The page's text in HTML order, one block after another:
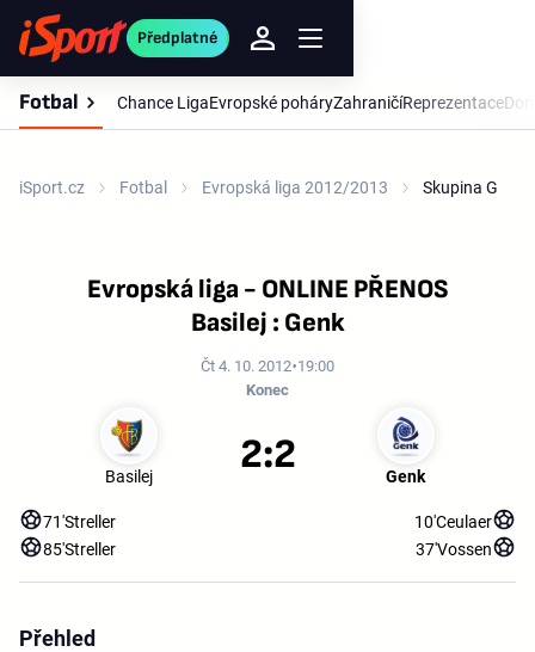
Předplatné
Fotbal Chance LigaEvropské poháryZahraničíReprezentace
iSport.cz Fotbal Evropská liga 2012/2013 Skupina G
Evropská liga - ONLINE PŘENOS
Basilej : Genk
Čt 4. 10. 2012 19:00
Konec
Basilej Genk
2:2
71'Streller
85'Streller
10'Ceulaer
37'Vossen
Přehled